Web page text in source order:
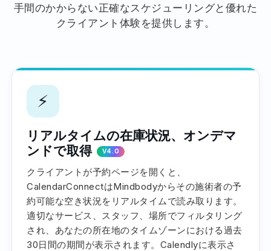
手間のかからない正確なスケジューリングと優れた
クライアント体験を提供します。
⚡
リアルタイムの在庫状況、オンデマ
ンドで取得
V4.0
クライアントが予約ページを開くと、
CalendarConnectはMindbodyからその施術者の予
約可能な空き状況をリアルタイムで読み取ります。
適切なサービス、スタッフ、場所でフィルタリング
され、あなたの所在地のタイムゾーンにおける過去
30日間の期間が表示されます。Calendlyに表示さ